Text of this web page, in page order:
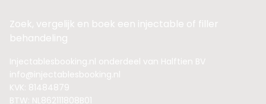
Zoek, vergelijk en boek een injectable of filler
behandeling
Injectablesbooking.nl onderdeel van Halftien BV
info@injectablesbooking.nl
KVK: 81484879
BTW: NL862111808B01